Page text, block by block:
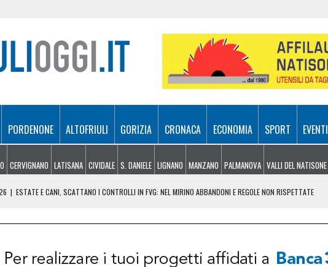
PORDENONE ALTOFRIULI GORIZIA CRONACA ECONOMIA SPORT EVENTI
CERVIGNANO LATISANA CIVIDALE S. DANIELE LIGNANO MANZANO PALMANOVA VALLI DEL NATISONE
| ESTATE E CANI, SCATTANO I CONTROLLI IN FVG: NEL MIRINO ABBANDONI E REGOLE NON RISPETTATE
ANU IT”: A OSEACCO TORNA LA FESTA DEL FRICO RESIANO TRA SAPORE, TRADIZIONE E MEMORIA